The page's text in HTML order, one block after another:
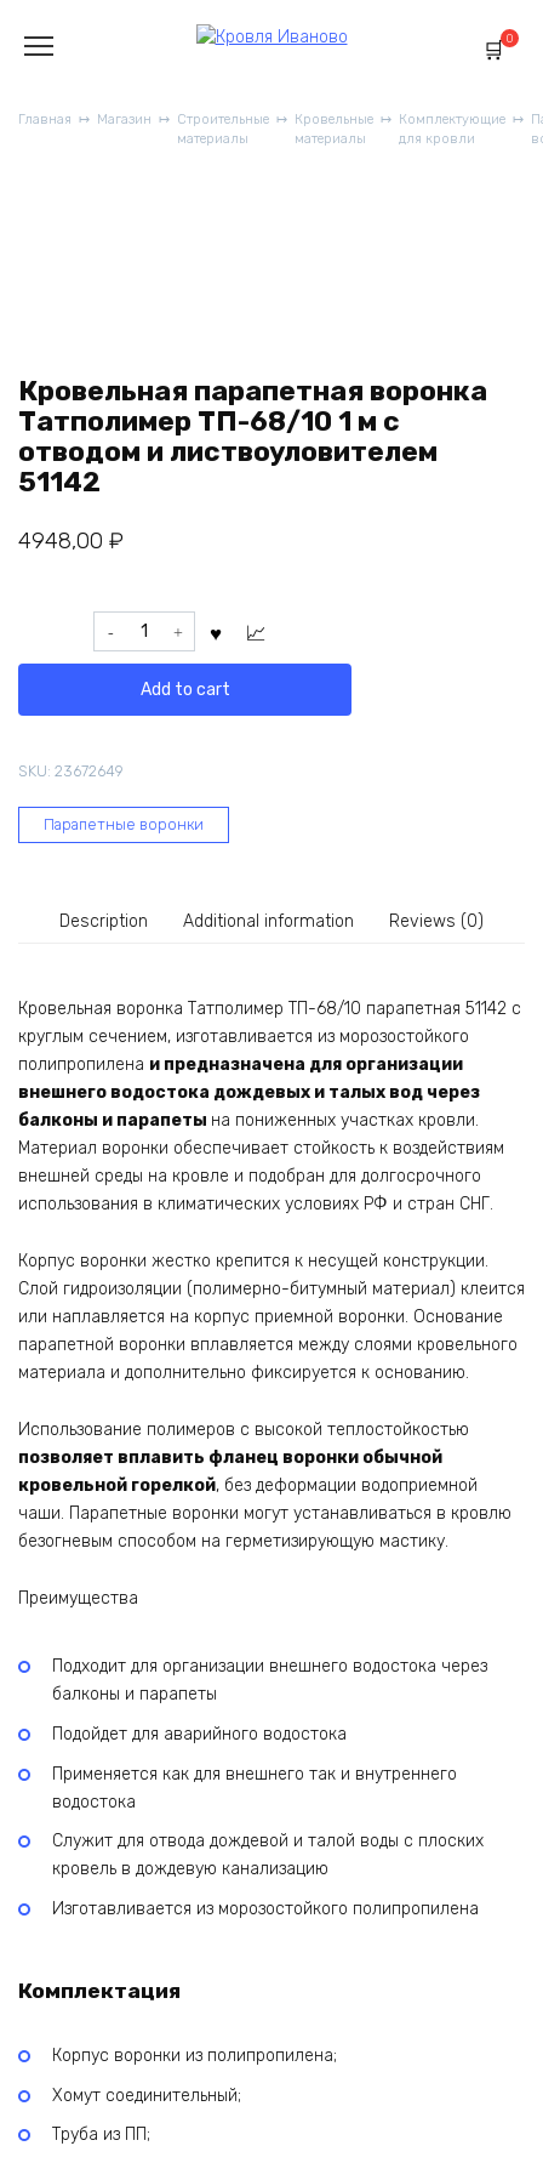
содержанию
0
Главная Магазин
Строительные
материалы
Кровельные
материалы
Комплектующие
для кровли
Кровельная парапетная воронка
Татполимер ТП-68/10 1 м с
отводом и листвоуловителем
51142
4948,00 ₽
Кровельная
парапетная
Татполимер
м
отводом
quantity
Add to cart
SKU: 23672649
Парапетные воронки
Description Additional information Reviews (0)
Кровельная воронка Татполимер ТП-68/10 парапетная 51142 с
круглым сечением, изготавливается из морозостойкого
полипропилена и предназначена для организации
внешнего водостока дождевых и талых вод через
балконы и парапеты на пониженных участках кровли.
Материал воронки обеспечивает стойкость к воздействиям
внешней среды на кровле и подобран для долгосрочного
использования в климатических условиях РФ и стран СНГ.
Корпус воронки жестко крепится к несущей конструкции.
Слой гидроизоляции (полимерно-битумный материал) клеится
или наплавляется на корпус приемной воронки. Основание
парапетной воронки вплавляется между слоями кровельного
материала и дополнительно фиксируется к основанию.
Использование полимеров с высокой теплостойкостью
позволяет вплавить фланец воронки обычной
кровельной горелкой, без деформации водоприемной
чаши. Парапетные воронки могут устанавливаться в кровлю
безогневым способом на герметизирующую мастику.
Преимущества
Подходит для организации внешнего водостока через
балконы и парапеты
Подойдет для аварийного водостока
Применяется как для внешнего так и внутреннего
водостока
Служит для отвода дождевой и талой воды с плоских
кровель в дождевую канализацию
Изготавливается из морозостойкого полипропилена
Комплектация
Корпус воронки из полипропилена;
Хомут соединительный;
Труба из ПП;